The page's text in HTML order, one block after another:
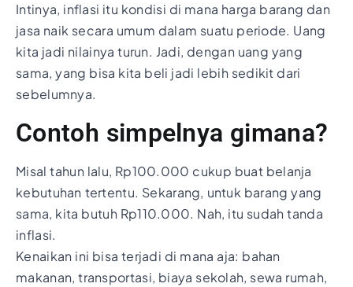
Intinya, inflasi itu kondisi di mana harga barang dan
jasa naik secara umum dalam suatu periode. Uang
kita jadi nilainya turun. Jadi, dengan uang yang
sama, yang bisa kita beli jadi lebih sedikit dari
sebelumnya.
Contoh simpelnya gimana?
Misal tahun lalu, Rp100.000 cukup buat belanja
kebutuhan tertentu. Sekarang, untuk barang yang
sama, kita butuh Rp110.000. Nah, itu sudah tanda
inflasi.
Kenaikan ini bisa terjadi di mana aja: bahan
makanan, transportasi, biaya sekolah, sewa rumah,